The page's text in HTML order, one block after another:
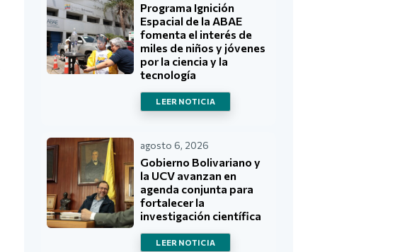
Programa Ignición
Espacial de la ABAE
fomenta el interés de
miles de niños y jóvenes
por la ciencia y la
tecnología
LEER NOTICIA
agosto 6, 2026
Gobierno Bolivariano y
la UCV avanzan en
agenda conjunta para
fortalecer la
investigación científica
LEER NOTICIA